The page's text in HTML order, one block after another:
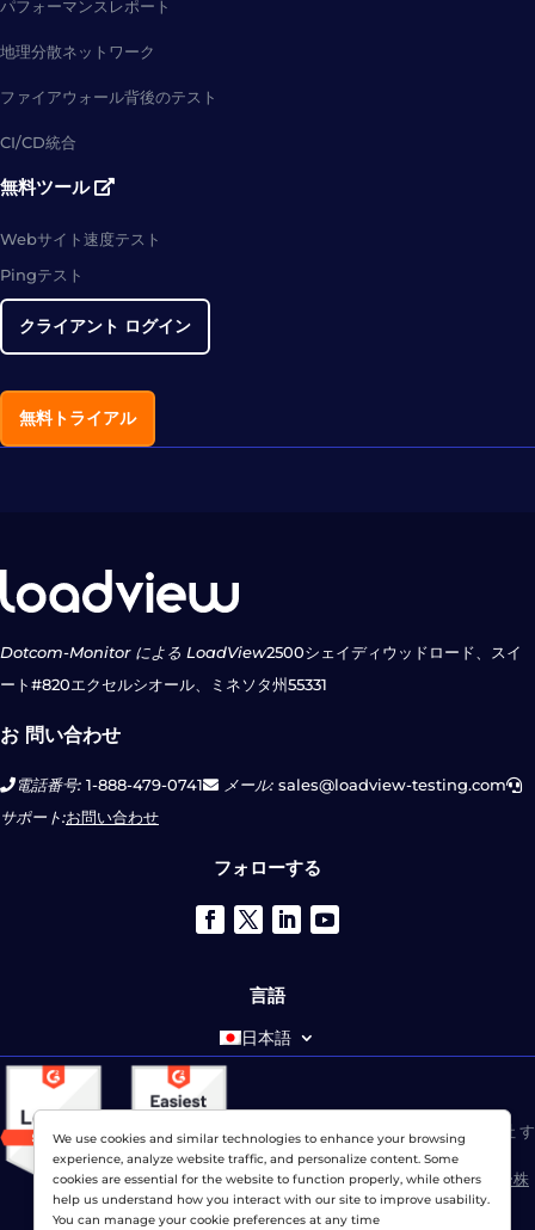
パフォーマンスレポート
地理分散ネットワーク
ファイアウォール背後のテスト
CI/CD統合
無料ツール
Webサイト速度テスト
Pingテスト
クライアント ログイン
無料トライアル
Dotcom-Monitor による LoadView2500シェイディウッドロード、スイ
ート#820エクセルシオール、ミネソタ州55331
お 問い合わせ
電話番号: 1-888-479-0741 メール: sales@loadview-testing.com
サポート:お問い合わせ
フォローする
言語
日本語
© 2026 ドットコムモニター株式会社 す
べての権利が予約されています。
LoadViewは、 ドットコムモニター株
式会社
We use cookies and similar technologies to enhance your browsing
experience, analyze website traffic, and personalize content. Some
cookies are essential for the website to function properly, while others
help us understand how you interact with our site to improve usability.
You can manage your cookie preferences at any time